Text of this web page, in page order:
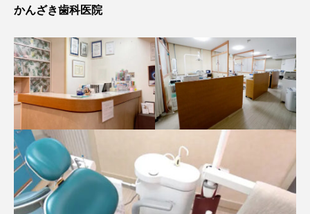
かんざき歯科医院